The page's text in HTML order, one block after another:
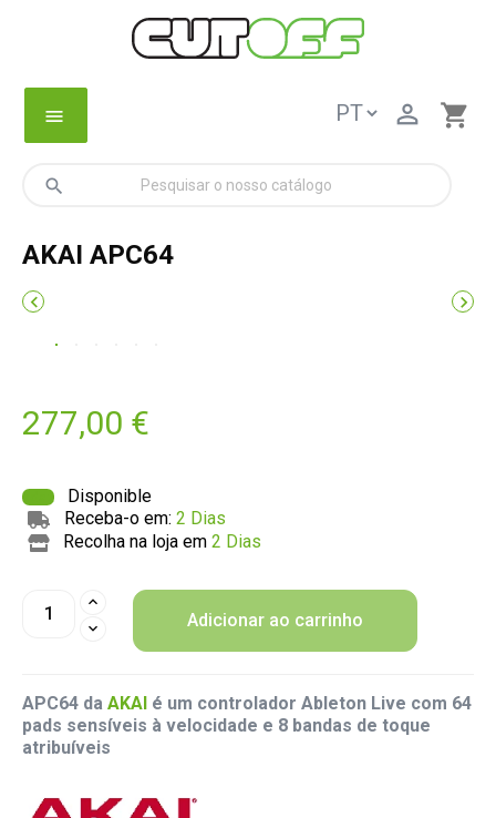
menu shopping_cart

search
AKAI APC64
 
277,00 €
Disponible
Receba-o em:2 Dias
Recolha na loja em2 Dias
Adicionar ao carrinho
APC64 da AKAI é um controlador Ableton Live com 64
pads sensíveis à velocidade e 8 bandas de toque
atribuíveis